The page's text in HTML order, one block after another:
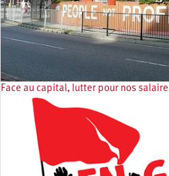
Face au capital, lutter pour nos